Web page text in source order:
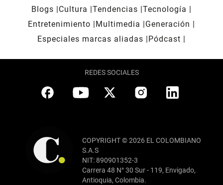
Blogs
Cultura Tendencias Tecnología
Entretenimiento
Multimedia
Generación
Especiales marcas aliadas
Pódcast
REDES SOCIALES
COPYRIGHT © 2026 EL COLOMBIANO
S.A.S
NIT: 890901352-3
Carrera 48 N° 30 Sur - 119, Envigado,
Antioquia, Colombia.